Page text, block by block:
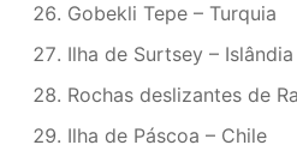
Gobekli Tepe – Turquia
Ilha de Surtsey – Islândia
Rochas deslizantes de
Ilha de Páscoa – Chile